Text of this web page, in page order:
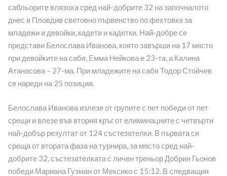
сабльорите влязоха сред най-добрите 32 на започналото
днес в Пловдив световно първенство по фехтовка за
младежи и девойки, кадети и кадетки. Най-добре се
представи Белослава Иванова, която завърши на 17 място
при девойките на сабя, Емма Нейкова е 23-та, а Калина
Атанасова – 27-ма. При младежите на сабя Тодор Стойчев
се нареди на 25 позиция.
Белослава Иванова излезе от групите с пет победи от пет
срещи и влезе във втория кръг от елиминациите с четвърти
най-добър резултат от 124 състезателки. В първата си
среща от втората фаза на турнира, за място сред най-
добрите 32, състезателката с личен треньор Добрин Гьонов
победи Мариана Гузман от Мексико с 15:12. В следващия